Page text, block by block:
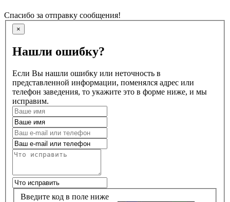
Спасибо за отправку сообщения!
×
Нашли ошибку?
Если Вы нашли ошибку или неточность в
представленной информации, поменялся адрес или
телефон заведения, то укажите это в форме ниже, и мы
исправим.
Введите код в поле ниже